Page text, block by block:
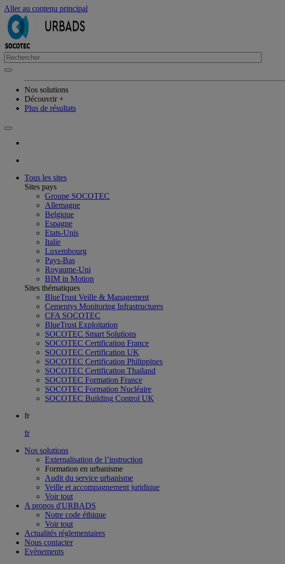
Aller au contenu principal
Nos solutions
Découvrir +
Plus de résultats
Tous les sites
Sites pays
Groupe SOCOTEC
Allemagne
Belgique
Espagne
Etats-Unis
Italie
Luxembourg
Pays-Bas
Royaume-Uni
BIM in Motion
Sites thématiques
BlueTrust Veille & Management
Cementys Monitoring Infrastructures
CFA SOCOTEC
BlueTrust Exploitation
SOCOTEC Smart Solutions
SOCOTEC Certification France
SOCOTEC Certification UK
SOCOTEC Certification Philippines
SOCOTEC Certification Thailand
SOCOTEC Formation France
SOCOTEC Formation Nucléaire
SOCOTEC Building Control UK
fr
fr
Nos solutions
Externalisation de l’instruction
Formation en urbanisme
Audit du service urbanisme
Veille et accompagnement juridique
Voir tout
A propos d'URBADS
Notre code éthique
Voir tout
Actualités réglementaires
Nous contacter
Evènements